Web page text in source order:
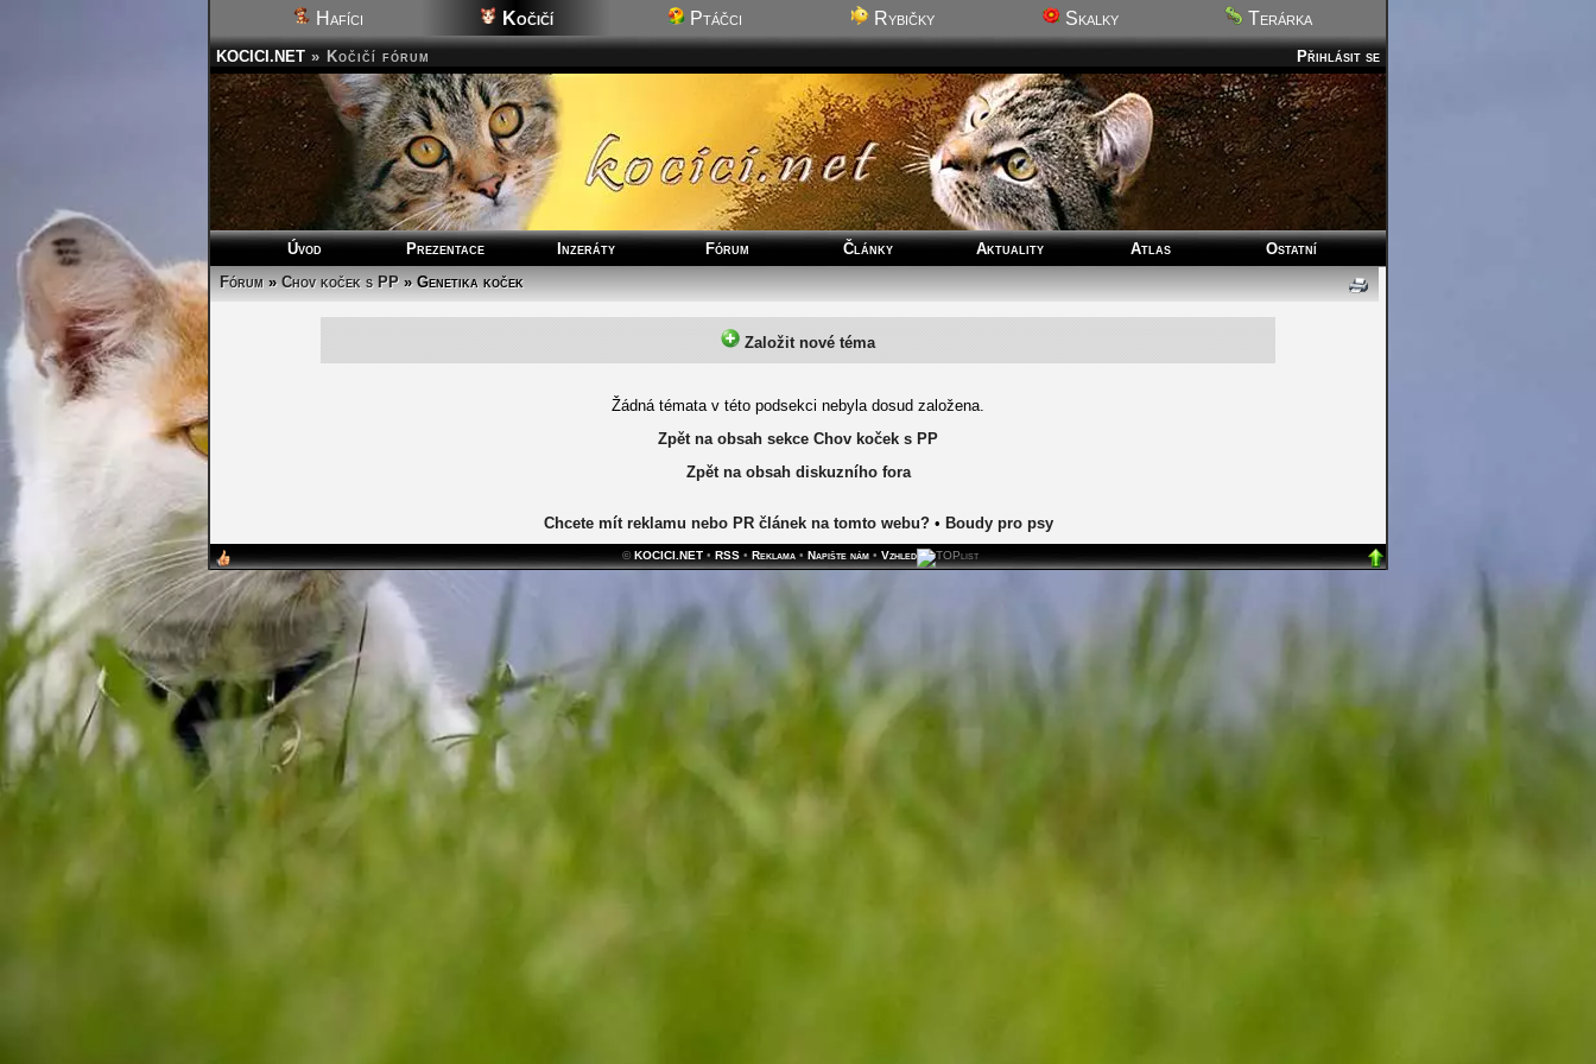
Hafíci Kočičí Ptáčci Rybičky Skalky Terárka
Přihlásit se
KOCICI.NET » Kočičí fórum
Úvod Prezentace Inzeráty Fórum Články Aktuality Atlas
Ostatní
Fórum»Chov koček s PP»Genetika koček
Založit nové téma
Žádná témata v této podsekci nebyla dosud založena.
Zpět na obsah sekce Chov koček s PP
Zpět na obsah diskuzního fora
Chcete mít reklamu nebo PR článek na tomto webu?• Boudy pro psy
©KOCICI.NET• RSS• Reklama• Napište nám• Vzhled